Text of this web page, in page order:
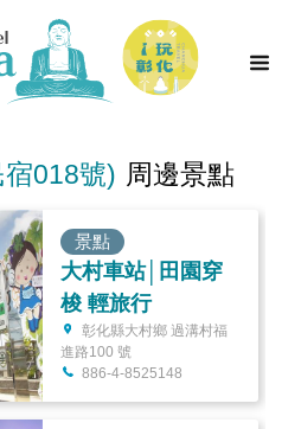
018號) 周邊景點
景點
大村車站│田園穿
梭 輕旅行
彰化縣大村鄉 過溝村福
進路100 號
886-4-8525148